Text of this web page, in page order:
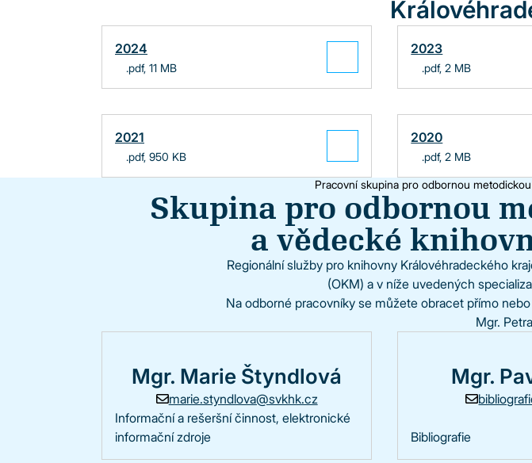
2024
.pdf, 11 MB
2023
.pdf, 2 MB
2021
.pdf, 950 KB
2020
.pdf, 2 MB
Pracovní skupina pro odbornou
Skupina pro odbornou
a vědecké
Regionální služby pro knihovny Královéhradeckého
(OKM) a v níže uvedených
Na odborné pracovníky se můžete obracet přímo
Mgr.
Mgr. Marie Štyndlová
marie.styndlova@svkhk.cz
Informační a rešeršní činnost, elektronické
informační zdroje
Mgr.
Bibliografie